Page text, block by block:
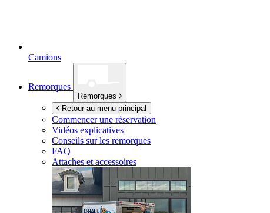
Camions
Remorques
Remorques
Retour au menu principal
Commencer une réservation
Vidéos explicatives
Conseils sur les remorques
FAQ
Attaches et accessoires